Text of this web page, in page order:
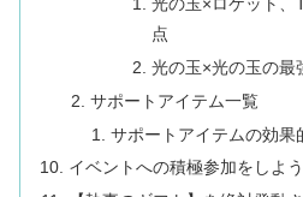
点
光の玉×光の玉の最
サポートアイテム一覧
サポートアイテムの効果
イベントへの積極参加をしよう